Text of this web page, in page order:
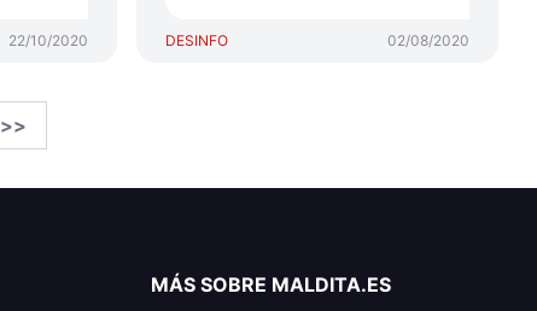
22/10/2020 DESINFO 02/08/2020
>>
MÁS SOBRE MALDITA.ES